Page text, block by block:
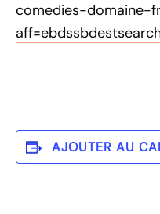
comedies-domaine-
AJOUTER AU